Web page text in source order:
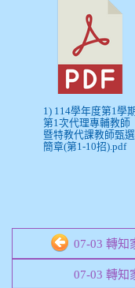
1) 114學年度第1學期
第1次代理專輔教師
暨特教代課教師甄選
簡章(第1-10招).pdf
07-03 轉知
07-03 轉知